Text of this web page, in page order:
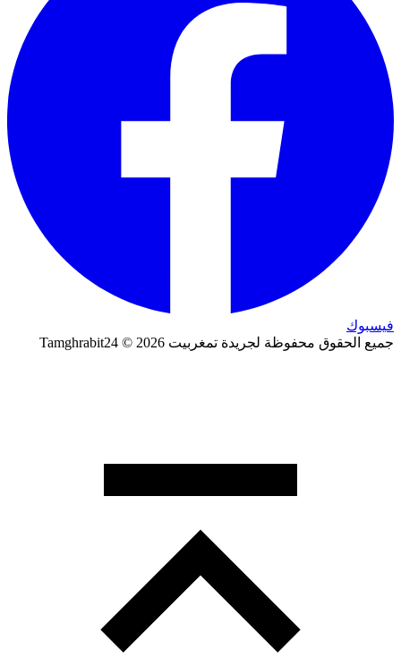
فيسبوك
جميع الحقوق محفوظة لجريدة تمغربيت 2026 © Tamghrabit24